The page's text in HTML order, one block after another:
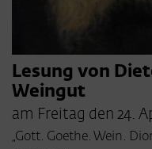
Lesung von
Weingut
am Freitag den 24.
„Gott. Goethe. Wein.